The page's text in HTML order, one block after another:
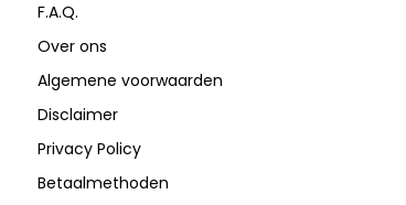
F.A.Q.
Over ons
Algemene voorwaarden
Disclaimer
Privacy Policy
Betaalmethoden